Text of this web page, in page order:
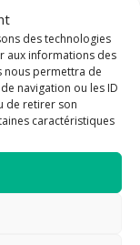
des technologies
aux informations des
nous permettra de
navigation ou les ID
de retirer son
caractéristiques
Roy
dans le
du